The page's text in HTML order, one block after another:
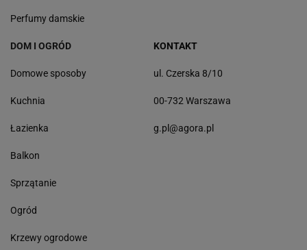
Perfumy damskie
DOM I OGRÓD
Domowe sposoby
Kuchnia
Łazienka
Balkon
Sprzątanie
Ogród
Krzewy ogrodowe
KONTAKT
ul. Czerska 8/10
00-732 Warszawa
g.pl@agora.pl